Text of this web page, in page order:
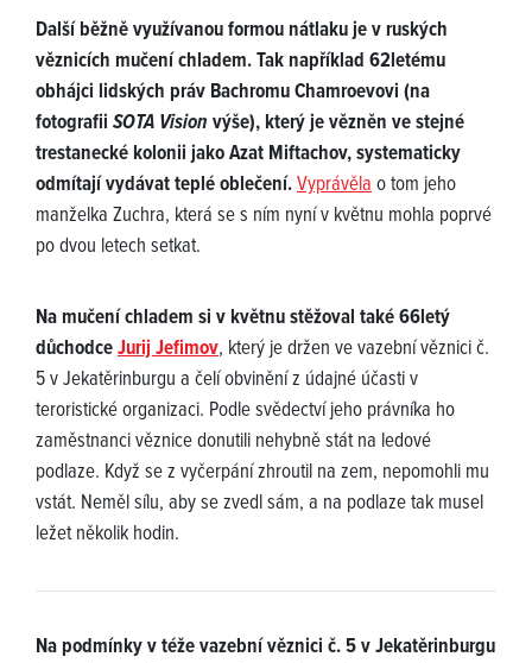
Další běžně využívanou formou nátlaku je v ruských
věznicích mučení chladem. Tak například 62letému
obhájci lidských práv Bachromu Chamroevovi (na
fotografii SOTA Vision výše), který je vězněn ve stejné
trestanecké kolonii jako Azat Miftachov, systematicky
odmítají vydávat teplé oblečení.Vyprávělao tom jeho
manželka Zuchra, která se s ním nyní v květnu mohla poprvé
po dvou letech setkat.
Na mučení chladem si v květnu stěžoval také 66letý
důchodceJurij Jefimov, který je držen ve vazební věznici č.
5 v Jekatěrinburgu a čelí obvinění z údajné účasti v
teroristické organizaci. Podle svědectví jeho právníka ho
zaměstnanci věznice donutili nehybně stát na ledové
podlaze. Když se z vyčerpání zhroutil na zem, nepomohli mu
vstát. Neměl sílu, aby se zvedl sám, a na podlaze tak musel
ležet několik hodin.
Na podmínky v téže vazební věznici č. 5 v Jekatěrinburgu